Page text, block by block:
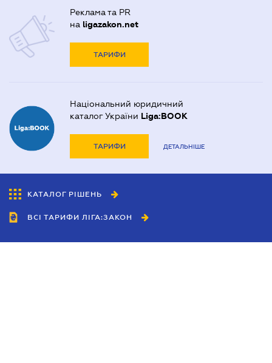
Реклама та PR
на ligazakon.net
ТАРИФИ
Національний юридичний
каталог України Liga:BOOK
ТАРИФИ ДЕТАЛЬНІШЕ
КАТАЛОГ РІШЕНЬ
ВСІ ТАРИФИ ЛІГА:ЗАКОН